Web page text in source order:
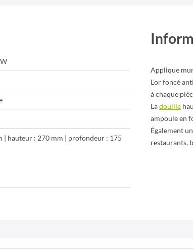
| hauteur : 270 mm | profondeur : 175
Applique
L'or foncé
à chaque
Ladouille
ampoule en
Également
restaurants,